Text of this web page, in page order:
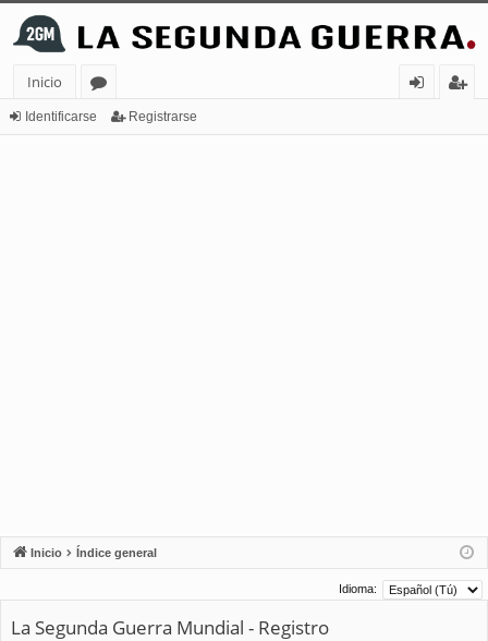
Inicio
or
Identificarse Registrarse
Inicio Índice general
Idioma:
La Segunda Guerra Mundial - Registro